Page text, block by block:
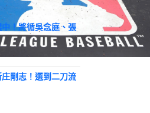
！將循吳念庭、張
剛志！選到二刀流